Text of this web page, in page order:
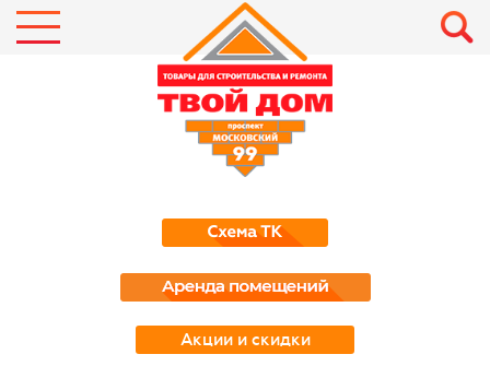
Акции и скидки